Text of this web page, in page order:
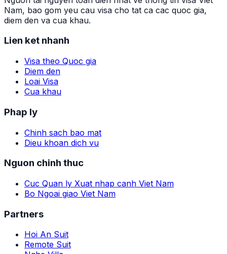
Nam, bao gom yeu cau visa cho tat ca cac quoc gia,
diem den va cua khau.
Lien ket nhanh
Visa theo Quoc gia
Diem den
Loai Visa
Cua khau
Phap ly
Chinh sach bao mat
Dieu khoan dich vu
Nguon chinh thuc
Cuc Quan ly Xuat nhap canh Viet Nam
Bo Ngoai giao Viet Nam
Partners
Hoi An Suit
Remote Suit